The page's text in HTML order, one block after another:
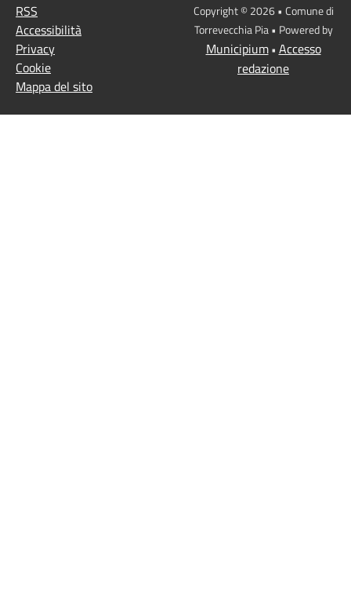
RSS
Accessibilità
Privacy
Cookie
Mappa del sito
Copyright © 2026 • Comune di
Torrevecchia Pia • Powered by
Municipium• Accesso
redazione